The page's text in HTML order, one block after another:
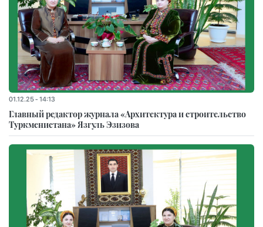
01.12.25 - 14:13
Главный редактор журнала «Архитектура и строительство
Туркменистана» Язгуль Эзизова